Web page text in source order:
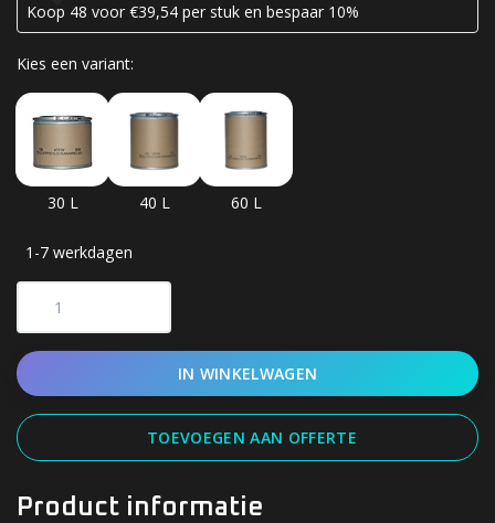
Koop 48 voor €39,54 per stuk en bespaar 10%
Kies een variant:
30 L 40 L 60 L
1-7 werkdagen
IN WINKELWAGEN
TOEVOEGEN AAN OFFERTE
Product informatie